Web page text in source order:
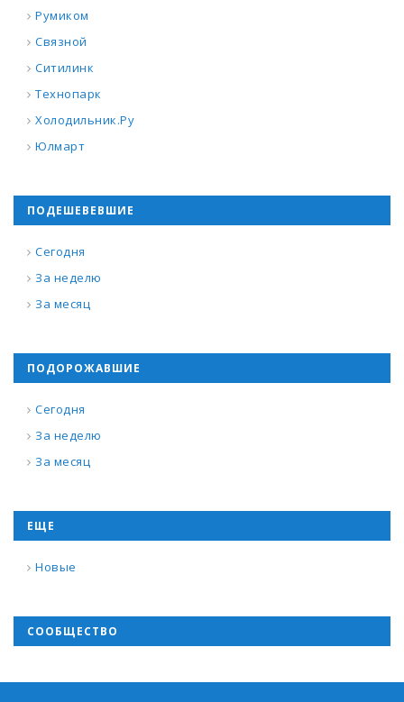
Румиком
Связной
Ситилинк
Технопарк
Холодильник.Ру
Юлмарт
ПОДЕШЕВЕВШИЕ
Сегодня
За неделю
За месяц
ПОДОРОЖАВШИЕ
Сегодня
За неделю
За месяц
ЕЩЕ
Новые
СООБЩЕСТВО